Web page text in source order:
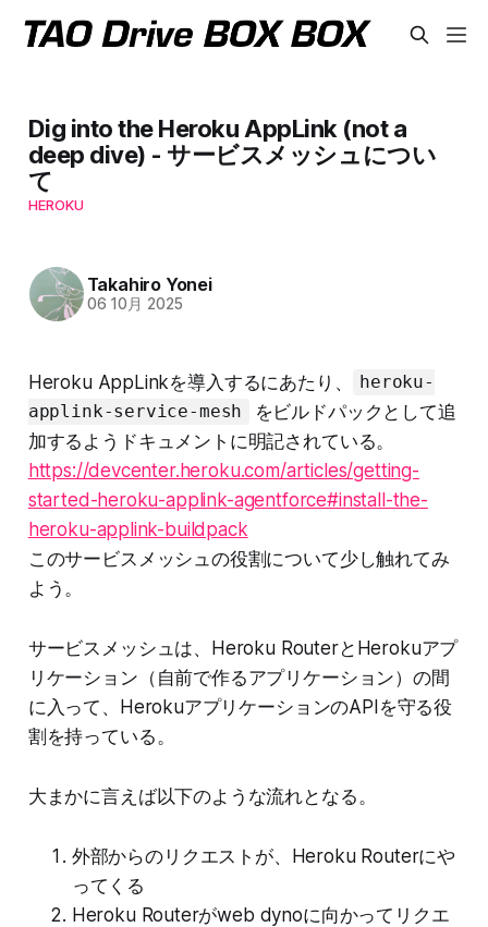
Dig into the Heroku AppLink (not a
deep dive) - サービスメッシュについ
て
HEROKU
Takahiro Yonei
06 10月 2025
Heroku AppLinkを導入するにあたり、
heroku-
applink-service-mesh
をビルドパックとして追
加するようドキュメントに明記されている。
https://devcenter.heroku.com/articles/getting-
started-heroku-applink-agentforce#install-the-
heroku-applink-buildpack
このサービスメッシュの役割について少し触れてみ
よう。
サービスメッシュは、Heroku RouterとHerokuアプ
リケーション（自前で作るアプリケーション）の間
に入って、HerokuアプリケーションのAPIを守る役
割を持っている。
大まかに言えば以下のような流れとなる。
外部からのリクエストが、Heroku Routerにや
ってくる
Heroku Routerがweb dynoに向かってリクエ